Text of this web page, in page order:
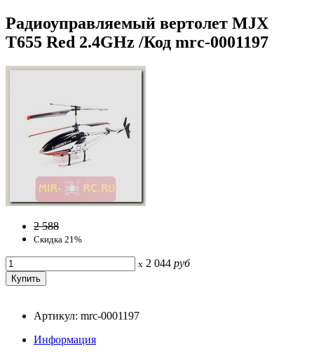
Радиоуправляемый вертолет MJX
T655 Red 2.4GHz /Код mrc-0001197
2 588
Скидка 21%
x 2 044 руб
Артикул: mrc-0001197
Информация